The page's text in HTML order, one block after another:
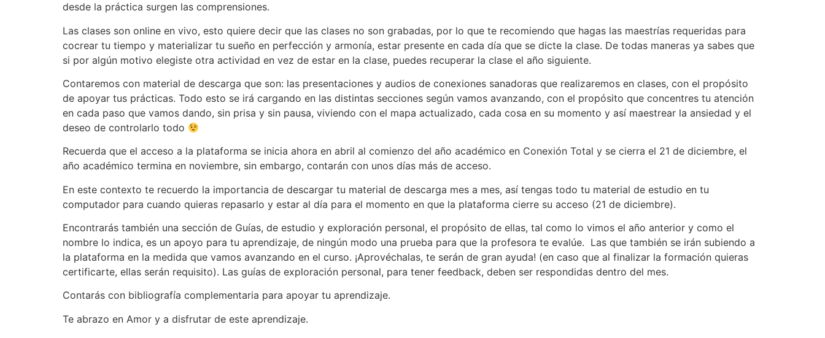
desde la práctica surgen las comprensiones.
Las clases son online en vivo, esto quiere decir que las clases no son grabadas, por lo que te recomiendo que hagas las maestrías requeridas para
cocrear tu tiempo y materializar tu sueño en perfección y armonía, estar presente en cada día que se dicte la clase. De todas maneras ya sabes que
si por algún motivo elegiste otra actividad en vez de estar en la clase, puedes recuperar la clase el año siguiente.
Contaremos con material de descarga que son: las presentaciones y audios de conexiones sanadoras que realizaremos en clases, con el propósito
de apoyar tus prácticas. Todo esto se irá cargando en las distintas secciones según vamos avanzando, con el propósito que concentres tu atención
en cada paso que vamos dando, sin prisa y sin pausa, viviendo con el mapa actualizado, cada cosa en su momento y así maestrear la ansiedad y el
deseo de controlarlo todo
Recuerda que el acceso a la plataforma se inicia ahora en abril al comienzo del año académico en Conexión Total y se cierra el 21 de diciembre, el
año académico termina en noviembre, sin embargo, contarán con unos días más de acceso.
En este contexto te recuerdo la importancia de descargar tu material de descarga mes a mes, así tengas todo tu material de estudio en tu
computador para cuando quieras repasarlo y estar al día para el momento en que la plataforma cierre su acceso (21 de diciembre).
Encontrarás también una sección de Guías, de estudio y exploración personal, el propósito de ellas, tal como lo vimos el año anterior y como el
nombre lo indica, es un apoyo para tu aprendizaje, de ningún modo una prueba para que la profesora te evalúe. Las que también se irán subiendo a
la plataforma en la medida que vamos avanzando en el curso. ¡Aprovéchalas, te serán de gran ayuda! (en caso que al finalizar la formación quieras
certificarte, ellas serán requisito). Las guías de exploración personal, para tener feedback, deben ser respondidas dentro del mes.
Contarás con bibliografía complementaria para apoyar tu aprendizaje.
Te abrazo en Amor y a disfrutar de este aprendizaje.